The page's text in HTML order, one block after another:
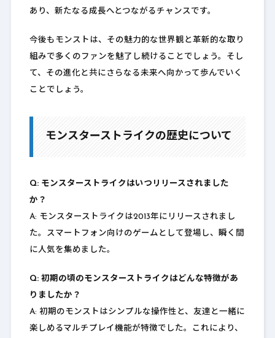
あり、新たなる成長へとつながるチャンスです。
今後もモンストは、その魅力的な世界観と革新的な取り
組みで多くのファンを魅了し続けることでしょう。そし
て、その進化と共にさらなる未来へ向かって歩んでいく
ことでしょう。
モンスターストライクの歴史について
Q: モンスターストライクはいつリリースされました
か？
A: モンスターストライクは2013年にリリースされまし
た。スマートフォン向けのゲームとして登場し、瞬く間
に人気を集めました。
Q: 初期の頃のモンスターストライクはどんな特徴があ
りましたか？
A: 初期のモンストはシンプルな操作性と、友達と一緒に
楽しめるマルチプレイ機能が特徴でした。これにより、